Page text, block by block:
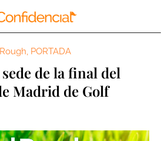
, PORTADA
de la final del
Madrid de Golf